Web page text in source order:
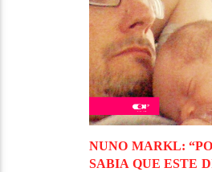
NUNO MARKL:
SABIA QUE ESTE